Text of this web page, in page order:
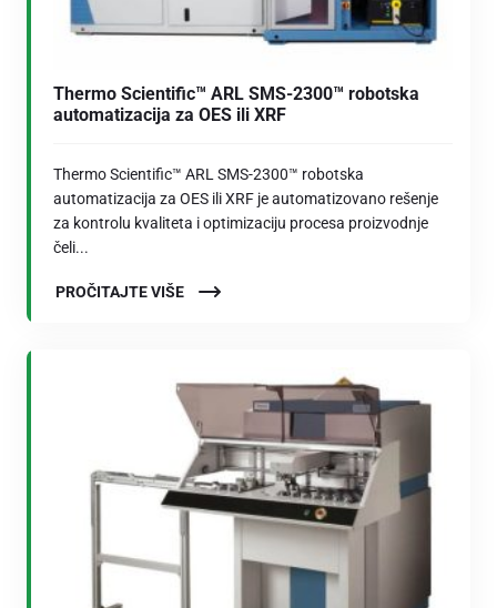
Thermo Scientific™ ARL SMS-2300™ robotska
automatizacija za OES ili XRF
Thermo Scientific™ ARL SMS-2300™ robotska
automatizacija za OES ili XRF je automatizovano rešenje
za kontrolu kvaliteta i optimizaciju procesa proizvodnje
čeli...
PROČITAJTE VIŠE